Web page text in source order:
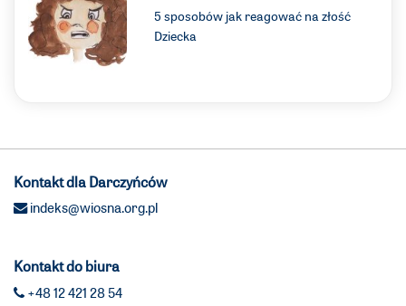
5 sposobów jak reagować na złość
Dziecka
Kontakt dla Darczyńców
indeks@wiosna.org.pl
Kontakt do biura
+48 12 421 28 54